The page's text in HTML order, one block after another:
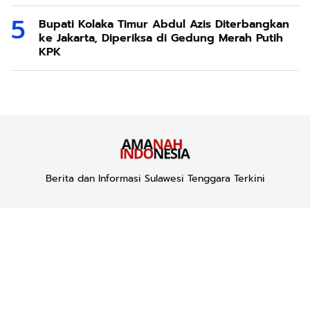
Bupati Kolaka Timur Abdul Azis Diterbangkan
ke Jakarta, Diperiksa di Gedung Merah Putih
KPK
Berita dan Informasi Sulawesi Tenggara Terkini